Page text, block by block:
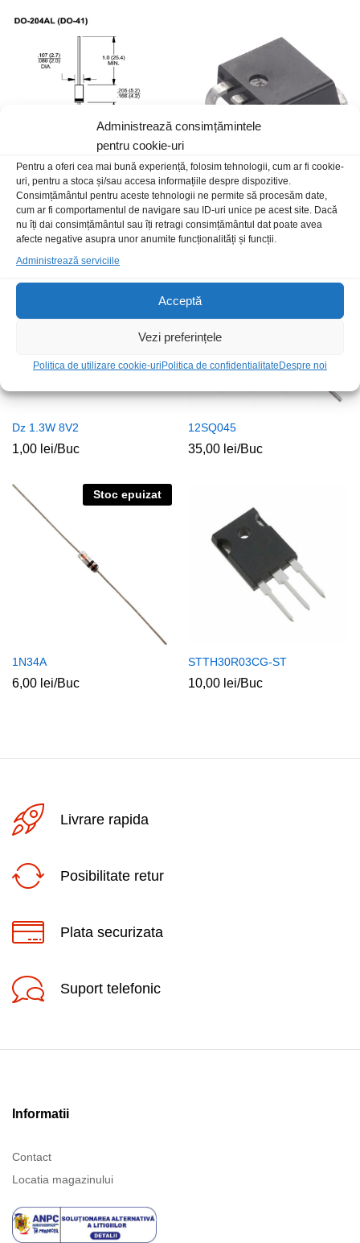
Administrează consimțămintele
pentru cookie-uri
Pentru a oferi cea mai bună experiență, folosim tehnologii, cum ar fi cookie-
uri, pentru a stoca și/sau accesa informațiile despre dispozitive.
Consimțământul pentru aceste tehnologii ne permite să procesăm date,
cum ar fi comportamentul de navigare sau ID-uri unice pe acest site. Dacă
nu îți dai consimțământul sau îți retragi consimțământul dat poate avea
afecte negative asupra unor anumite funcționalități și funcții.
Administrează serviciile
Acceptă
Vezi preferințele
Politica de utilizare cookie-uri Politica de confidentialitate Despre noi
DZ 1.3W 10V
1,00lei /Buc
STTH8R06G SMD
5,00lei/Buc
Dz 1.3W 8V2
1,00 lei/Buc
12SQ045
35,00 lei/Buc
Stoc epuizat
1N34A
6,00 lei/Buc
STTH30R03CG-ST
10,00 lei/Buc
Livrare rapida
Posibilitate retur
Plata securizata
Suport telefonic
Informatii
Contact
Locatia magazinului